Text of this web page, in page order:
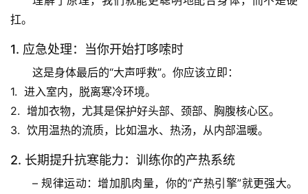
史
案
宇
天
扛。
1. 应急处理：当你开始打哆嗦时
这是身体最后的“大声呼救”。你应该立即：
1. 进入室内，脱离寒冷环境。
2. 增加衣物，尤其是保护好头部、颈部、胸腹核心区。
3. 饮用温热的流质，比如温水、热汤，从内部温暖。
2. 长期提升抗寒能力：训练你的产热系统
– 规律运动：增加肌肉量，你的“产热引擎”就更强大。